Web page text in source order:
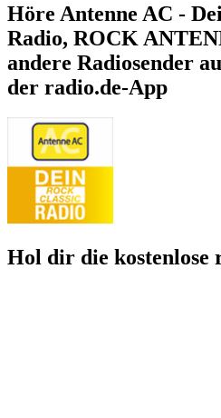
Höre Antenne AC -
Radio, ROCK
andere Radiosender
der radio.de-App
Hol dir die kostenlose